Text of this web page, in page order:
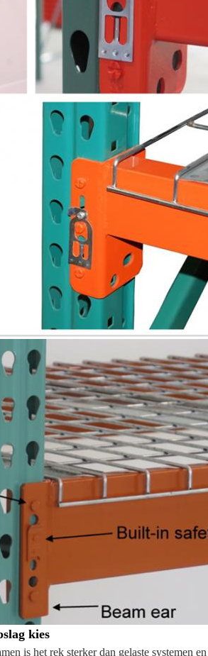
kies
is het rek sterker dan gelaste systemen